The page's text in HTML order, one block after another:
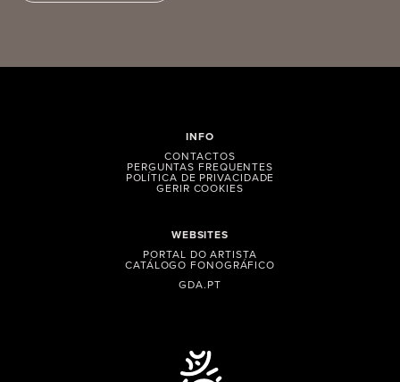
WEBSITES
PORTAL DO ARTISTA
CATÁLOGO FONOGRÁFICO
GDA.PT
INFO
CONTACTOS
PERGUNTAS FREQUENTES
POLÍTICA DE PRIVACIDADE
GERIR COOKIES